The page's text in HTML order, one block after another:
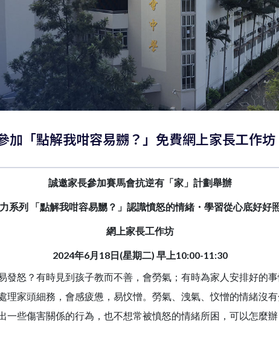
加「點解我咁容易嬲？」免費網上家長工作坊
誠邀家長參加賽馬會抗逆有「家」計劃舉辦
系列 「點解我咁容易嬲？」認識憤怒的情緒・學習從心底好好
網上家長工作坊
2024年6月18日(星期二) 早上10:00-11:30
怒？有時見到孩子教而不善，會勞氣；有時為家人安排好的事
理家頭細務，會感疲憊，易忟憎。勞氣、洩氣、忟憎的情緒沒
一些傷害關係的行為，也不想常被憤怒的情緒所困，可以怎麼辦